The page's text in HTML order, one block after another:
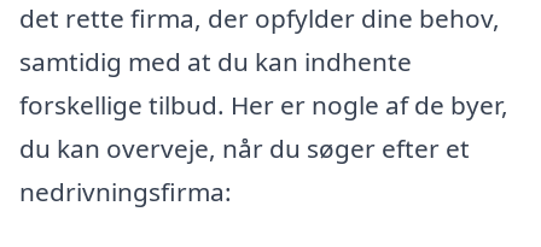
det rette firma, der opfylder dine behov,
samtidig med at du kan indhente
forskellige tilbud. Her er nogle af de byer,
du kan overveje, når du søger efter et
nedrivningsfirma: